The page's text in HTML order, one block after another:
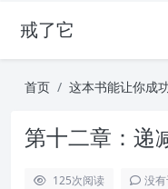
戒了它
首页 这本书能让你成
第十二章：递
125次阅读 没